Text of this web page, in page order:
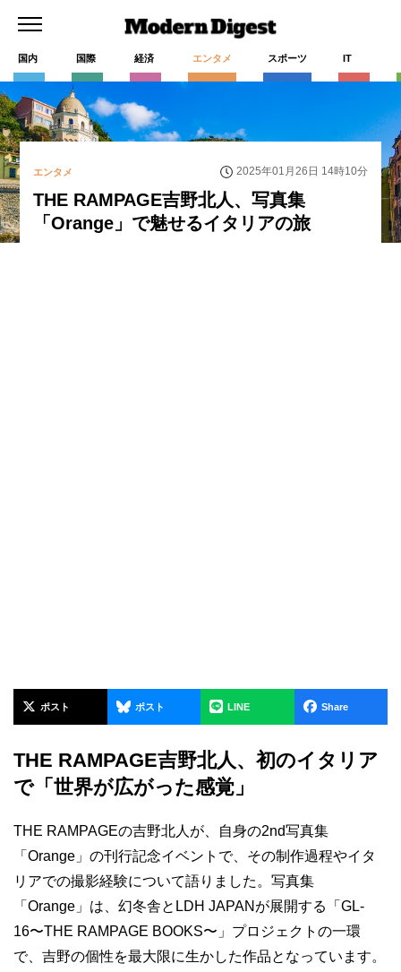
国内 国際 経済 エンタメ スポーツ IT
エンタメ 2025年01月26日 14時10分
THE RAMPAGE吉野北人、写真集
「Orange」で魅せるイタリアの旅
ポスト ポスト LINE Share
THE RAMPAGE吉野北人、初のイタリア
で「世界が広がった感覚」
THE RAMPAGEの吉野北人が、自身の2nd写真集
「Orange」の刊行記念イベントで、その制作過程やイタ
リアでの撮影経験について語りました。写真集
「Orange」は、幻冬舎とLDH JAPANが展開する「GL-
16〜THE RAMPAGE BOOKS〜」プロジェクトの一環
で、吉野の個性を最大限に生かした作品となっています。